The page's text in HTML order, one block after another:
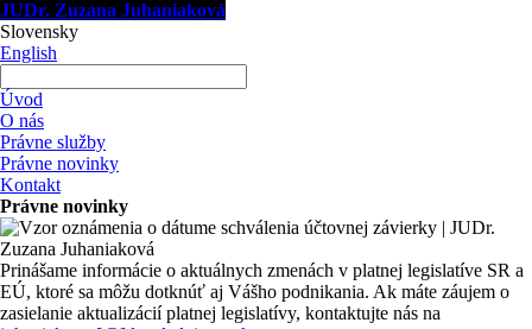
JUDr. Zuzana Juhaniaková
Slovensky
English
Úvod
O nás
Právne služby
Právne novinky
Kontakt
Právne novinky
Prinášame informácie o aktuálnych zmenách v platnej legislatíve SR a
EÚ, ktoré sa môžu dotknúť aj Vášho podnikania. Ak máte záujem o
zasielanie aktualizácií platnej legislatívy, kontaktujte nás na